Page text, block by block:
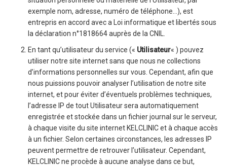
exemple nom, adresse, numéro de téléphone…), est
entrepris en accord avec a Loi informatique et libertés sous
la déclaration n°1818664 auprès de la CNIL.
En tant qu’utilisateur du service (« Utilisateur« ) pouvez
utiliser notre site internet sans que nous ne collections
d’informations personnelles sur vous. Cependant, afin que
nous puissions pouvoir analyser l’utilisation de notre site
internet, et pour éviter d’éventuels problèmes techniques,
l’adresse IP de tout Utilisateur sera automatiquement
enregistrée et stockée dans un fichier journal sur le serveur,
à chaque visite du site internet KELCLINIC et à chaque accès
à un fichier. Selon certaines circonstances, les adresses IP
peuvent permettre de retrouver l’utilisateur. Cependant,
KELCLINIC ne procède à aucune analyse dans ce but,